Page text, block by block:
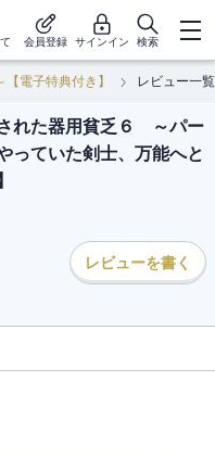
会員登録 サインイン 検索
電子特典付き】 レビュー一覧
れた器用貧乏６ ～パー
っていた剣士、万能へと
レビューを書く